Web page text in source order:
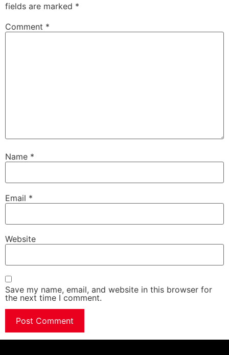
fields are marked *
Comment *
Name *
Email *
Website
Save my name, email, and website in this browser for
the next time I comment.